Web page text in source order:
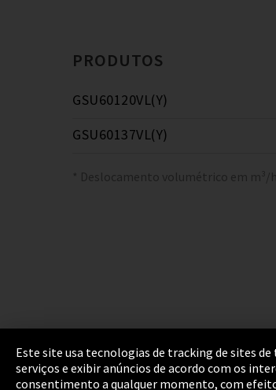
PRODUTOS
GSU60120VL(Y)
GSU60137VL(Y)
* Deslocamento volumétrico em m³/
Marca Política de Privacidade
Este site usa tecnologias de tracking de sites
serviços e exibir anúncios de acordo com os
consentimento a qualquer momento, com